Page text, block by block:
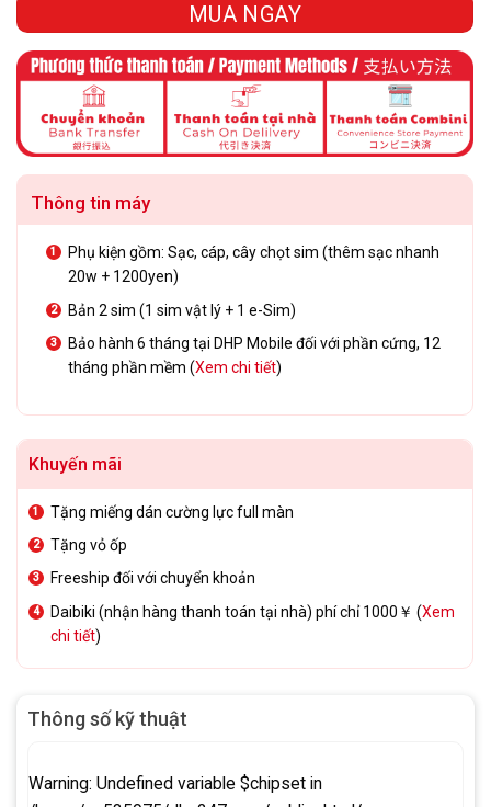
MUA NGAY
Thông tin máy
Phụ kiện gồm: Sạc, cáp, cây chọt sim (thêm sạc nhanh
20w + 1200yen)
Bản 2 sim (1 sim vật lý + 1 e-Sim)
Bảo hành 6 tháng tại DHP Mobile đối với phần cứng, 12
tháng phần mềm (Xem chi tiết)
Khuyến mãi
Tặng miếng dán cường lực full màn
Tặng vỏ ốp
Freeship đối với chuyển khoản
Daibiki (nhận hàng thanh toán tại nhà) phí chỉ 1000￥ (Xem
chi tiết)
Thông số kỹ thuật
Warning: Undefined variable $chipset in